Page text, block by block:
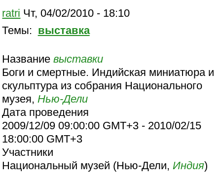
ratri Чт, 04/02/2010 - 18:10
Темы: выставка
Названиевыставки
Боги и смертные. Индийская миниатюра и
скульптура из собрания Национального
музея, Нью-Дели
Дата проведения
2009/12/09 09:00:00 GMT+3 - 2010/02/15
18:00:00 GMT+3
Участники
Национальный музей (Нью-Дели, Индия)